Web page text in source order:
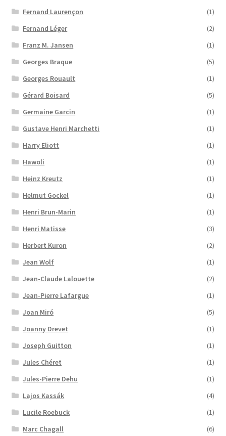
Fernand Laurençon
(1)
Fernand Léger
(2)
Franz M. Jansen
(1)
Georges Braque
(5)
Georges Rouault
(1)
Gérard Boisard
(5)
Germaine Garcin
(1)
Gustave Henri Marchetti
(1)
Harry Eliott
(1)
Hawoli
(1)
Heinz Kreutz
(1)
Helmut Gockel
(1)
Henri Brun-Marin
(1)
Henri Matisse
(3)
Herbert Kuron
(2)
Jean Wolf
(1)
Jean-Claude Lalouette
(2)
Jean-Pierre Lafargue
(1)
Joan Miró
(5)
Joanny Drevet
(1)
Joseph Guitton
(1)
Jules Chéret
(1)
Jules-Pierre Dehu
(1)
Lajos Kassák
(4)
Lucile Roebuck
(1)
Marc Chagall
(6)